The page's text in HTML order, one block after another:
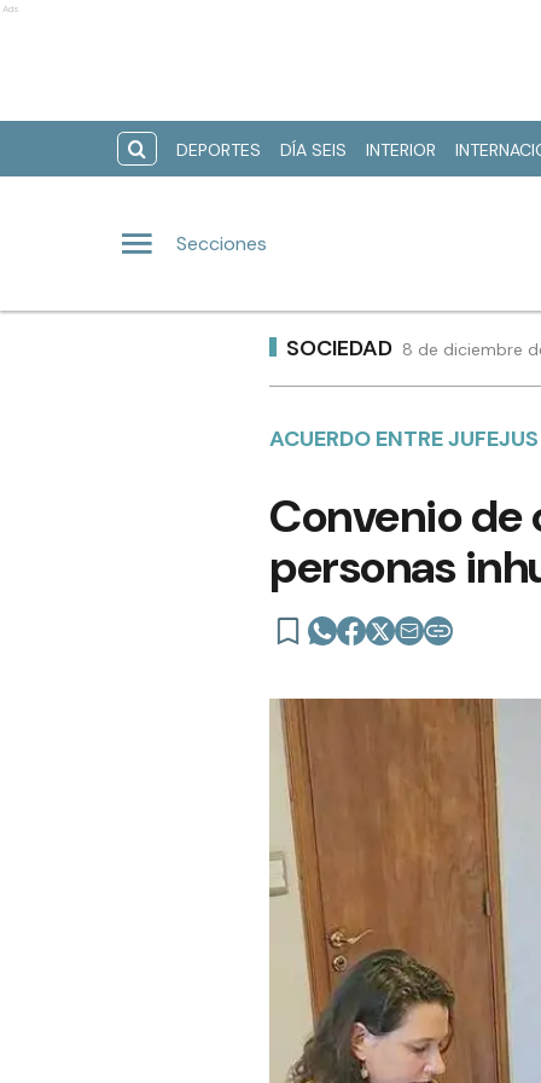
Ads
DEPORTES DÍA SEIS INTERIOR
Secciones
SOCIEDAD 8 de diciembre
ACUERDO ENTRE
Convenio
personas